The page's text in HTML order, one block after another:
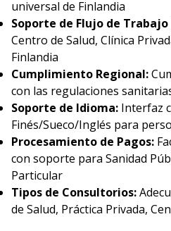
universal de Finlandia
Soporte de Flujo de Trabajo
Centro de Salud, Clínica
Finlandia
Cumplimiento Regional:
con las regulaciones
Soporte de Idioma: Interfaz
Finés/Sueco/Inglés para
Procesamiento de Pagos:
con soporte para Sanidad
Particular
Tipos de Consultorios:
de Salud, Práctica Privada,